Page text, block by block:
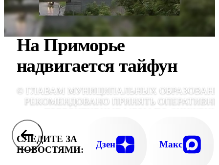
На Приморье
надвигается тайфун
© ГЛАВАМ МУНИЦИПАЛЬНЫХ
РЕКОМЕНДОВАНО ПРИНЯТЬ
РИСКА ВОЗНИКНОВЕНИЯ
СЛЕДИТЕ ЗА
НОВОСТЯМИ:
Дзен Макс